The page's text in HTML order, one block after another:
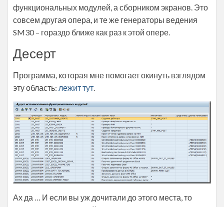
функциональных модулей, а сборником экранов. Это
совсем другая опера, и те же генераторы ведения
SM30 – гораздо ближе как раз к этой опере.
Десерт
Программа, которая мне помогает окинуть взглядом
эту область: лежит тут.
Ах да … И если вы уж дочитали до этого места, то